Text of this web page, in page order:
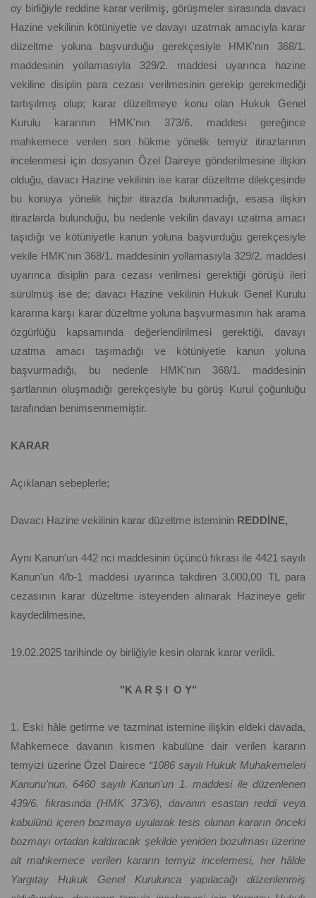
oy birliğiyle reddine karar verilmiş, görüşmeler sırasında davacı
Hazine vekilinin kötüniyetle ve davayı uzatmak amacıyla karar
düzeltme yoluna başvurduğu gerekçesiyle HMK'nın 368/1.
maddesinin yollamasıyla 329/2. maddesi uyarınca hazine
vekiline disiplin para cezası verilmesinin gerekip gerekmediği
tartışılmış olup; karar düzeltmeye konu olan Hukuk Genel
Kurulu kararının HMK'nın 373/6. maddesi gereğince
mahkemece verilen son hükme yönelik temyiz itirazlarının
incelenmesi için dosyanın Özel Daireye gönderilmesine ilişkin
olduğu, davacı Hazine vekilinin ise karar düzeltme dilekçesinde
bu konuya yönelik hiçbir itirazda bulunmadığı, esasa ilişkin
itirazlarda bulunduğu, bu nedenle vekilin davayı uzatma amacı
taşıdığı ve kötüniyetle kanun yoluna başvurduğu gerekçesiyle
vekile HMK'nın 368/1. maddesinin yollamasıyla 329/2. maddesi
uyarınca disiplin para cezası verilmesi gerektiği görüşü ileri
sürülmüş ise de; davacı Hazine vekilinin Hukuk Genel Kurulu
kararına karşı karar düzeltme yoluna başvurmasının hak arama
özgürlüğü kapsamında değerlendirilmesi gerektiği, davayı
uzatma amacı taşımadığı ve kötüniyetle kanun yoluna
başvurmadığı, bu nedenle HMK'nın 368/1. maddesinin
şartlarının oluşmadığı gerekçesiyle bu görüş Kurul çoğunluğu
tarafından benimsenmemiştir.
KARAR
Açıklanan sebeplerle;
Davacı Hazine vekilinin karar düzeltme isteminin REDDİNE,
Aynı Kanun'un 442 nci maddesinin üçüncü fıkrası ile 4421 sayılı
Kanun'un 4/b-1 maddesi uyarınca takdiren 3.000,00 TL para
cezasının karar düzeltme isteyenden alınarak Hazineye gelir
kaydedilmesine,
19.02.2025 tarihinde oy birliğiyle kesin olarak karar verildi.
"K A R Ş I O Y"
1. Eski hâle getirme ve tazminat istemine ilişkin eldeki davada,
Mahkemece davanın kısmen kabulüne dair verilen kararın
temyizi üzerine Özel Dairece “1086 sayılı Hukuk Muhakemeleri
Kanunu'nun, 6460 sayılı Kanun'un 1. maddesi ile düzenlenen
439/6. fıkrasında (HMK 373/6), davanın esastan reddi veya
kabulünü içeren bozmaya uyularak tesis olunan kararın önceki
bozmayı ortadan kaldıracak şekilde yeniden bozulması üzerine
alt mahkemece verilen kararın temyiz incelemesi, her hâlde
Yargıtay Hukuk Genel Kurulunca yapılacağı düzenlenmiş